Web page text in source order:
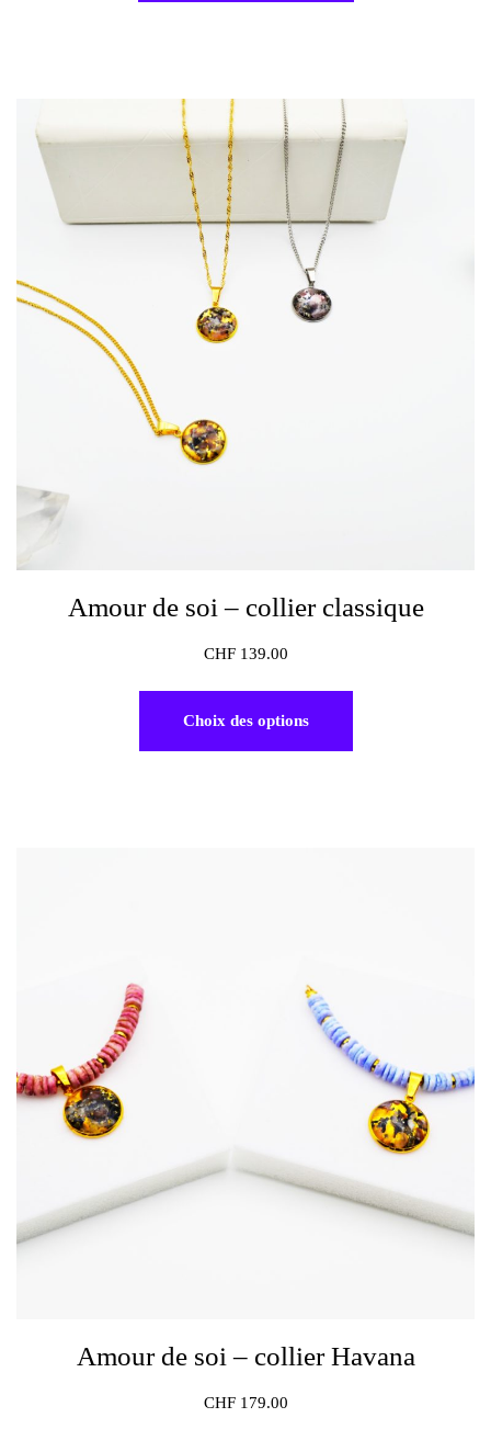
Amour de soi – collier classique
CHF139.00
Choix des options
Amour de soi – collier Havana
CHF179.00